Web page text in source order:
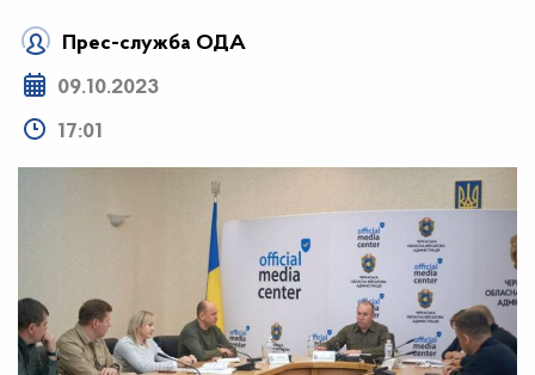
Прес-служба ОДА
09.10.2023
17:01